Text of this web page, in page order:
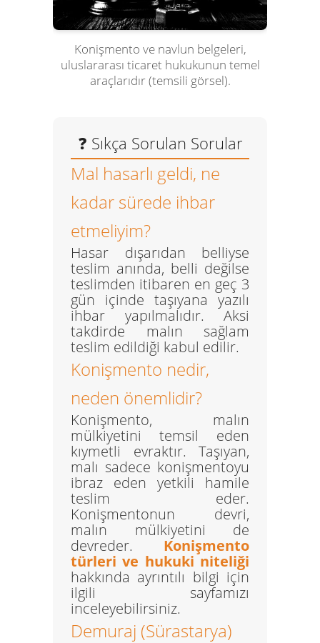
Konişmento ve navlun belgeleri,
uluslararası ticaret hukukunun temel
araçlarıdır (temsili görsel).
❓ Sıkça Sorulan Sorular
Mal hasarlı geldi, ne
kadar sürede ihbar
etmeliyim?
Hasar dışarıdan belliyse
teslim anında, belli değilse
teslimden itibaren en geç 3
gün içinde taşıyana yazılı
ihbar yapılmalıdır. Aksi
takdirde malın sağlam
teslim edildiği kabul edilir.
Konişmento nedir,
neden önemlidir?
Konişmento, malın
mülkiyetini temsil eden
kıymetli evraktır. Taşıyan,
malı sadece konişmentoyu
ibraz eden yetkili hamile
teslim eder.
Konişmentonun devri,
malın mülkiyetini de
devreder. Konişmento
türleri ve hukuki niteliği
hakkında ayrıntılı bilgi için
ilgili sayfamızı
inceleyebilirsiniz.
Demuraj (Sürastarya)